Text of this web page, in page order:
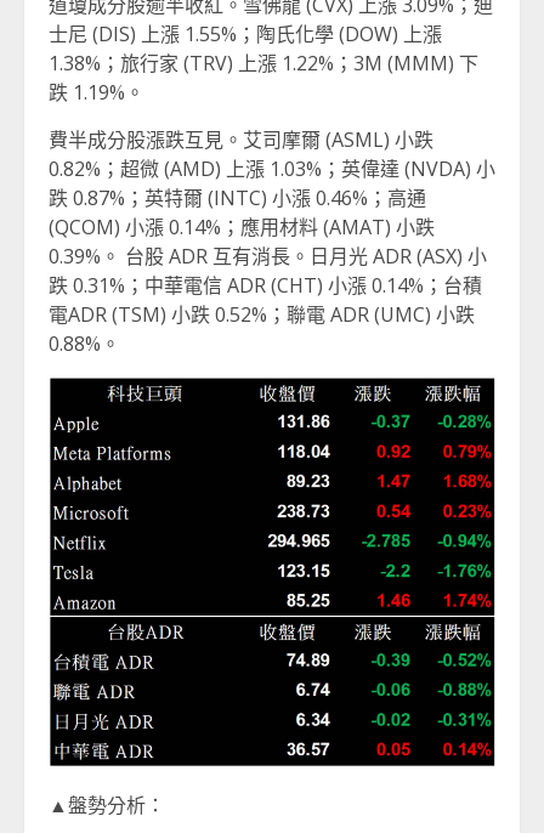
士尼 (DIS) 上漲 1.55%；陶氏化學 (DOW) 上漲
1.38%；旅行家 (TRV) 上漲 1.22%；3M (MMM) 下
跌 1.19%。
費半成分股漲跌互見。艾司摩爾 (ASML) 小跌
0.82%；超微 (AMD) 上漲 1.03%；英偉達 (NVDA) 小
跌 0.87%；英特爾 (INTC) 小漲 0.46%；高通
(QCOM) 小漲 0.14%；應用材料 (AMAT) 小跌
0.39%。 台股 ADR 互有消長。日月光 ADR (ASX) 小
跌 0.31%；中華電信 ADR (CHT) 小漲 0.14%；台積
電ADR (TSM) 小跌 0.52%；聯電 ADR (UMC) 小跌
0.88%。
▲盤勢分析：